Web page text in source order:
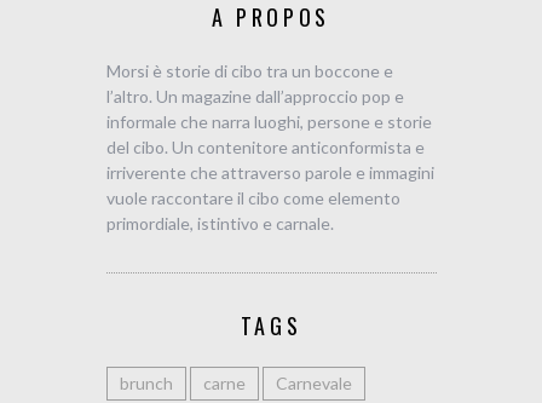
A PROPOS
Morsi è storie di cibo tra un boccone e
l’altro. Un magazine dall’approccio pop e
informale che narra luoghi, persone e storie
del cibo. Un contenitore anticonformista e
irriverente che attraverso parole e immagini
vuole raccontare il cibo come elemento
primordiale, istintivo e carnale.
TAGS
brunch carne
Carnevale